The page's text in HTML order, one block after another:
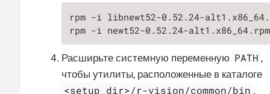
rpm -i libnewt52-0.52.24-
rpm -i newt52-0.52.24-alt1.x86_64.rpm
Расширьте системную переменную PATH ,
чтобы утилиты, расположенные в каталоге
<setup_dir>/r-vision/common/bin ,